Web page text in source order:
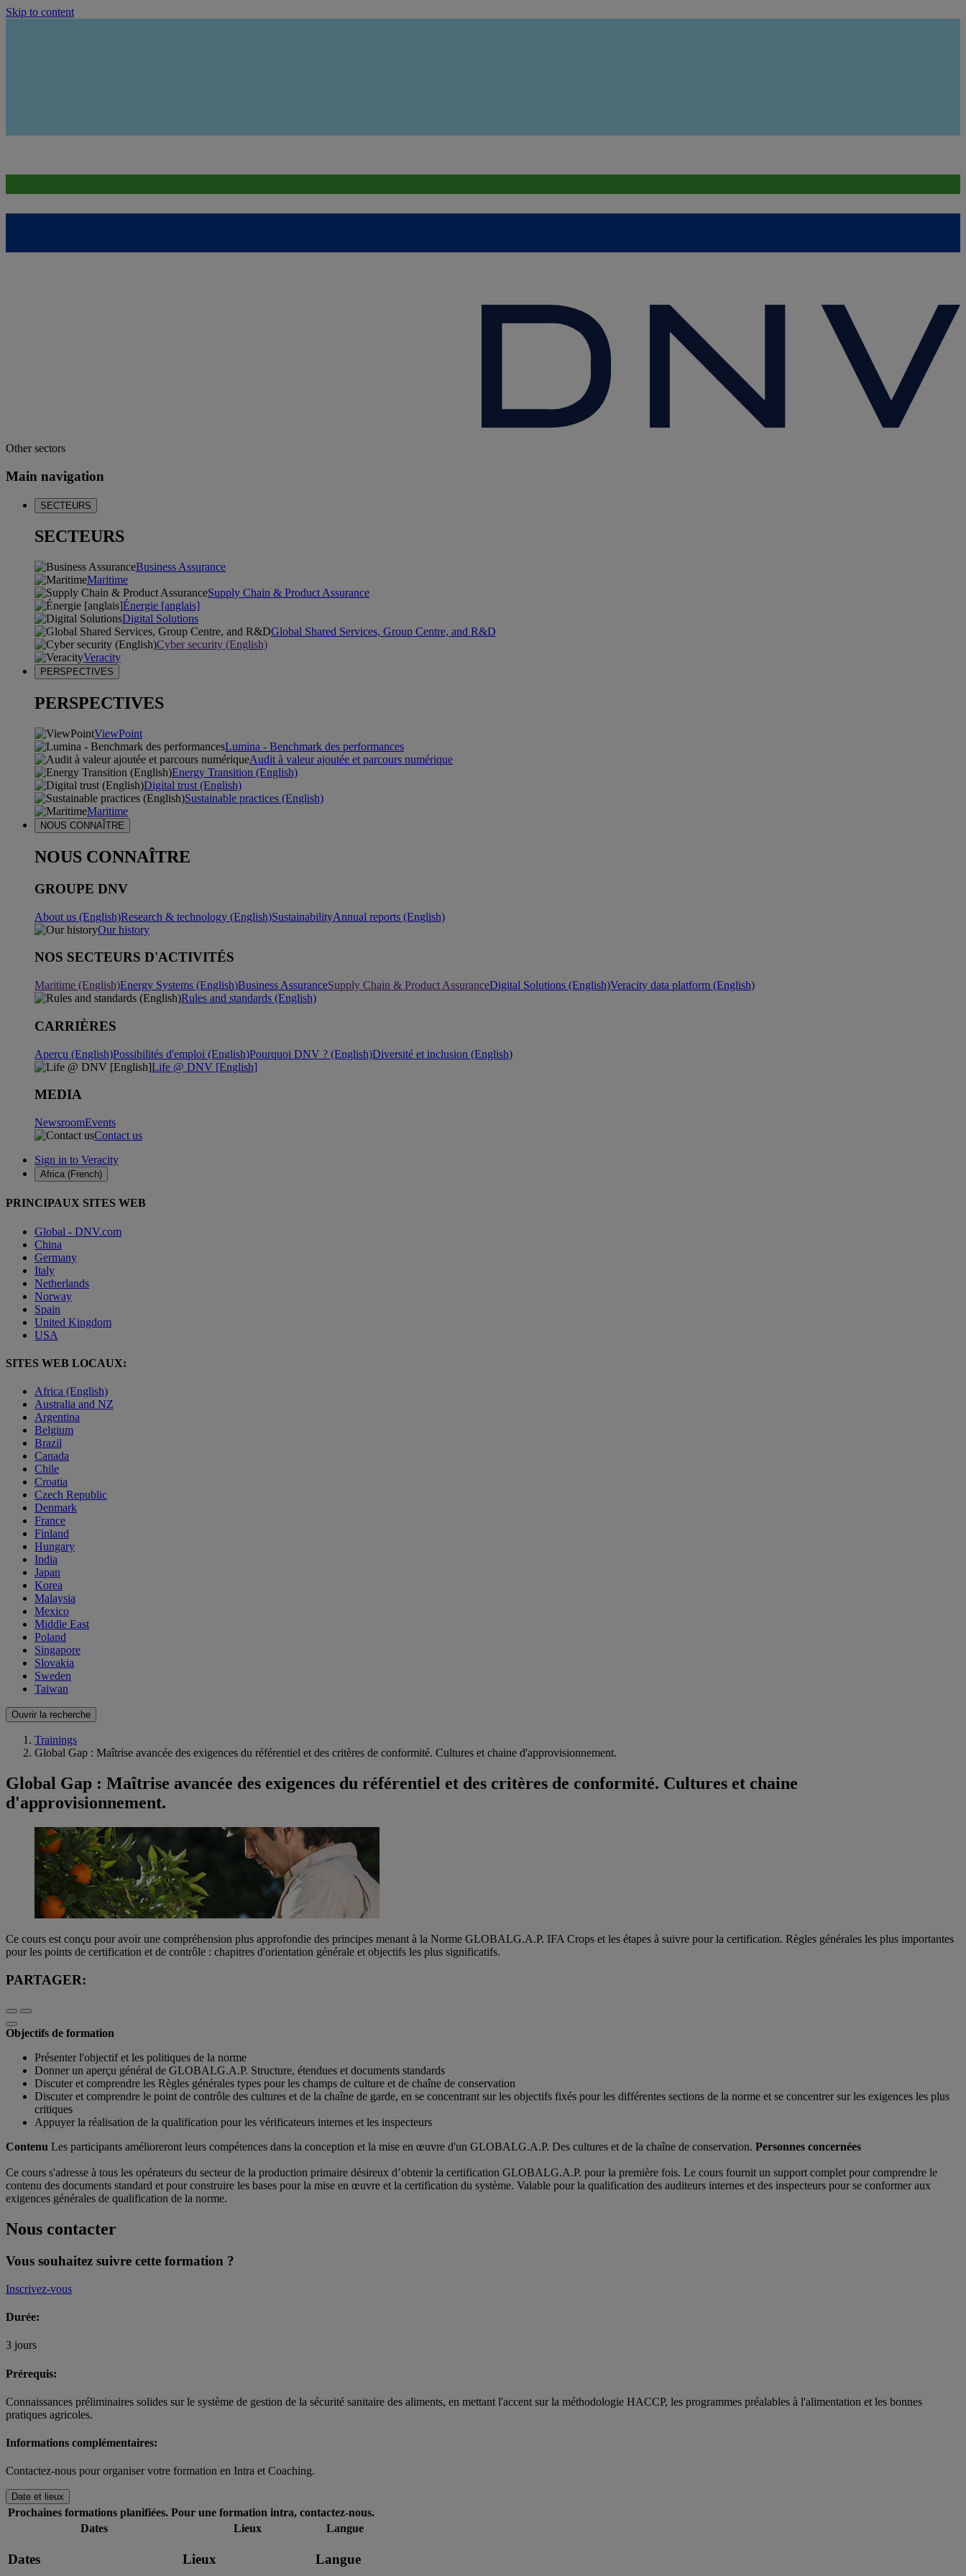
Skip to content
Other sectors
Main navigation
SECTEURS
SECTEURS
Business Assurance
Maritime
Supply Chain & Product Assurance
Énergie [anglais]
Digital Solutions
Global Shared Services, Group Centre, and R&D
Cyber security (English)
Veracity
PERSPECTIVES
PERSPECTIVES
ViewPoint
Lumina - Benchmark des performances
Audit à valeur ajoutée et parcours numérique
Energy Transition (English)
Digital trust (English)
Sustainable practices (English)
Maritime
NOUS CONNAÎTRE
NOUS CONNAÎTRE
GROUPE DNV
About us (English)Research & technology (English)SustainabilityAnnual reports (English)
Our history
NOS SECTEURS D'ACTIVITÉS
Maritime (English)Energy Systems (English)Business AssuranceSupply Chain & Product AssuranceDigital Solutions (English)Veracity data platform (English)
Rules and standards (English)
CARRIÈRES
Aperçu (English)Possibilités d'emploi (English)Pourquoi DNV ? (English)Diversité et inclusion (English)
Life @ DNV [English]
MEDIA
NewsroomEvents
Contact us
Sign in to Veracity
Africa (French)
PRINCIPAUX SITES WEB
Global - DNV.com
China
Germany
Italy
Netherlands
Norway
Spain
United Kingdom
USA
SITES WEB LOCAUX:
Africa (English)
Australia and NZ
Argentina
Belgium
Brazil
Canada
Chile
Croatia
Czech Republic
Denmark
France
Finland
Hungary
India
Japan
Korea
Malaysia
Mexico
Middle East
Poland
Singapore
Slovakia
Sweden
Taiwan
Ouvrir la recherche
Trainings
Global Gap : Maîtrise avancée des exigences du référentiel et des critères de conformité. Cultures et chaine d'approvisionnement.
Global Gap : Maîtrise avancée des exigences du référentiel et des critères de conformité. Cultures et chaine
d'approvisionnement.
Ce cours est conçu pour avoir une compréhension plus approfondie des principes menant à la Norme GLOBALG.A.P. IFA Crops et les étapes à suivre pour la certification. Règles générales les plus importantes
pour les points de certification et de contrôle : chapitres d'orientation générale et objectifs les plus significatifs.
PARTAGER:
Objectifs de formation
Présenter l'objectif et les politiques de la norme
Donner un aperçu général de GLOBALG.A.P. Structure, étendues et documents standards
Discuter et comprendre les Règles générales types pour les champs de culture et de chaîne de conservation
Discuter et comprendre le point de contrôle des cultures et de la chaîne de garde, en se concentrant sur les objectifs fixés pour les différentes sections de la norme et se concentrer sur les exigences les plus
critiques
Appuyer la réalisation de la qualification pour les vérificateurs internes et les inspecteurs
Contenu Les participants amélioreront leurs compétences dans la conception et la mise en œuvre d'un GLOBALG.A.P. Des cultures et de la chaîne de conservation. Personnes concernées
Ce cours s'adresse à tous les opérateurs du secteur de la production primaire désireux d’obtenir la certification GLOBALG.A.P. pour la première fois. Le cours fournit un support complet pour comprendre le
contenu des documents standard et pour construire les bases pour la mise en œuvre et la certification du système. Valable pour la qualification des auditeurs internes et des inspecteurs pour se conformer aux
exigences générales de qualification de la norme.
Nous contacter
Vous souhaitez suivre cette formation ?
Inscrivez-vous
Durée:
3 jours
Prérequis:
Connaissances préliminaires solides sur le système de gestion de la sécurité sanitaire des aliments, en mettant l'accent sur la méthodologie HACCP, les programmes préalables à l'alimentation et les bonnes
pratiques agricoles.
Informations complémentaires:
Contactez-nous pour organiser votre formation en Intra et Coaching.
Date et lieux
Prochaines formations planifiées. Pour une formation intra, contactez-nous.
Dates
Lieux Langue
Dates Lieux Langue